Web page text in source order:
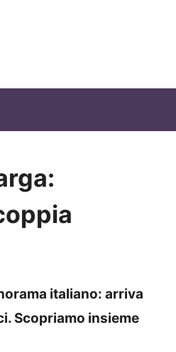
italiano: arriva
Scopriamo insieme